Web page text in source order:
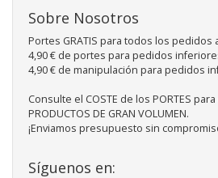
Sobre Nosotros
Portes GRATIS para todos los pedidos
4,90 € de portes para pedidos
4,90 € de manipulación para pedidos
Consulte el COSTE de los PORTES
PRODUCTOS DE GRAN VOLUMEN.
¡Enviamos presupuesto sin
Síguenos en: